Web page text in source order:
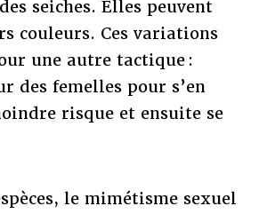
seiches. Elles peuvent
couleurs. Ces variations
une autre tactique :
des femelles pour s’en
risque et ensuite se
le mimétisme sexuel